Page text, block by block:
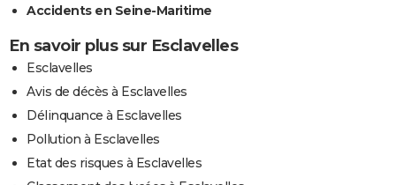
Accidents en Seine-Maritime
En savoir plus sur Esclavelles
Esclavelles
Avis de décès à Esclavelles
Délinquance à Esclavelles
Pollution à Esclavelles
Etat des risques à Esclavelles